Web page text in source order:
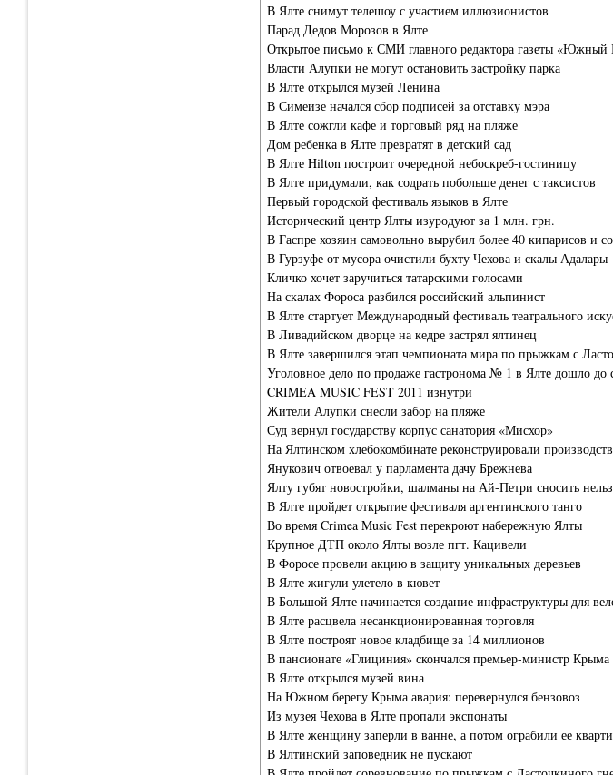
В Ялте снимут телешоу с участием иллюзионистов
Парад Дедов Морозов в Ялте
Открытое письмо к СМИ главного редактора газеты «Южный
Власти Алупки не могут остановить застройку парка
В Ялте открылся музей Ленина
В Симеизе начался сбор подписей за отставку мэра
В Ялте сожгли кафе и торговый ряд на пляже
Дом ребенка в Ялте превратят в детский сад
В Ялте Hilton построит очередной небоскреб-гостиницу
В Ялте придумали, как содрать побольше денег с таксистов
Первый городской фестиваль языков в Ялте
Исторический центр Ялты изуродуют за 1 млн. грн.
В Гаспре хозяин самовольно вырубил более 40 кипарисов и
В Гурзуфе от мусора очистили бухту Чехова и скалы Адалары
Кличко хочет заручиться татарскими голосами
На скалах Фороса разбился российский альпинист
В Ялте стартует Международный фестиваль театрального
В Ливадийском дворце на кедре застрял ялтинец
В Ялте завершился этап чемпионата мира по прыжкам с
Уголовное дело по продаже гастронома № 1 в Ялте дошло до
CRIMEA MUSIC FEST 2011 изнутри
Жители Алупки снесли забор на пляже
Суд вернул государству корпус санатория «Мисхор»
На Ялтинском хлебокомбинате реконструировали
Янукович отвоевал у парламента дачу Брежнева
Ялту губят новостройки, шалманы на Ай-Петри сносить
В Ялте пройдет открытие фестиваля аргентинского танго
Во время Crimea Music Fest перекроют набережную Ялты
Крупное ДТП около Ялты возле пгт. Кацивели
В Форосе провели акцию в защиту уникальных деревьев
В Ялте жигули улетело в кювет
В Большой Ялте начинается создание инфраструктуры для
В Ялте расцвела несанкционированная торговля
В Ялте построят новое кладбище за 14 миллионов
В пансионате «Глициния» скончался премьер-министр
В Ялте открылся музей вина
На Южном берегу Крыма авария: перевернулся бензовоз
Из музея Чехова в Ялте пропали экспонаты
В Ялте женщину заперли в ванне, а потом ограбили ее
В Ялтинский заповедник не пускают